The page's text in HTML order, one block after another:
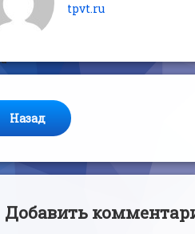
tpvt.ru
читать
Назад
Добавить
с